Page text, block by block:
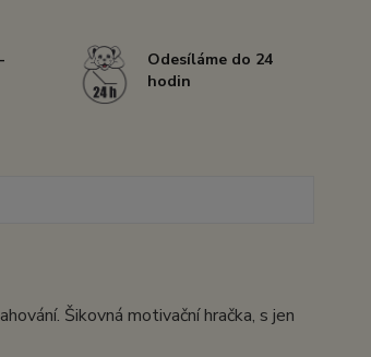
Odesíláme do 24
hodin
Šikovná motivační hračka, s jen